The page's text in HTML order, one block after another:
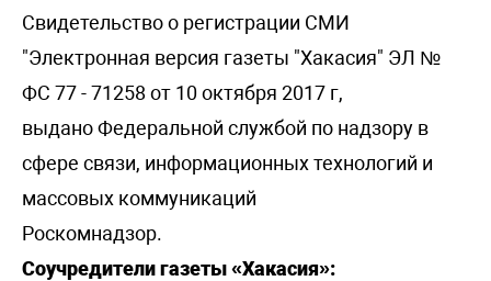
Свидетельство о регистрации СМИ
"Электронная версия газеты "Хакасия" ЭЛ №
ФС 77 - 71258 от 10 октября 2017 г,
выдано Федеральной службой по надзору в
сфере связи, информационных технологий и
массовых коммуникаций
Роскомнадзор.
Соучредители газеты «Хакасия»: